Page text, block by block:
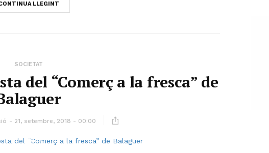
LLEGINT
SOCIETAT
del “Comerç a la fresca” de
21, setembre, 2018 - 00:00